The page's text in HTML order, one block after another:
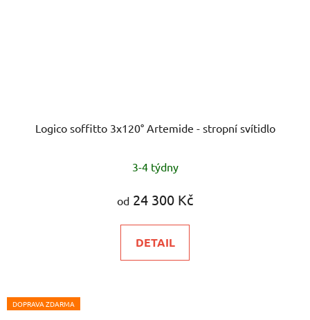
Logico soffitto 3x120° Artemide - stropní svítidlo
3-4 týdny
od 24 300 Kč
DETAIL
DOPRAVA ZDARMA